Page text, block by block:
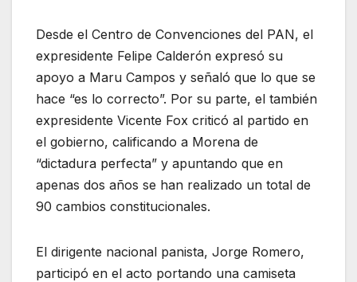
Desde el Centro de Convenciones del PAN, el
expresidente Felipe Calderón expresó su
apoyo a Maru Campos y señaló que lo que se
hace “es lo correcto”. Por su parte, el también
expresidente Vicente Fox criticó al partido en
el gobierno, calificando a Morena de
“dictadura perfecta” y apuntando que en
apenas dos años se han realizado un total de
90 cambios constitucionales.
El dirigente nacional panista, Jorge Romero,
participó en el acto portando una camiseta